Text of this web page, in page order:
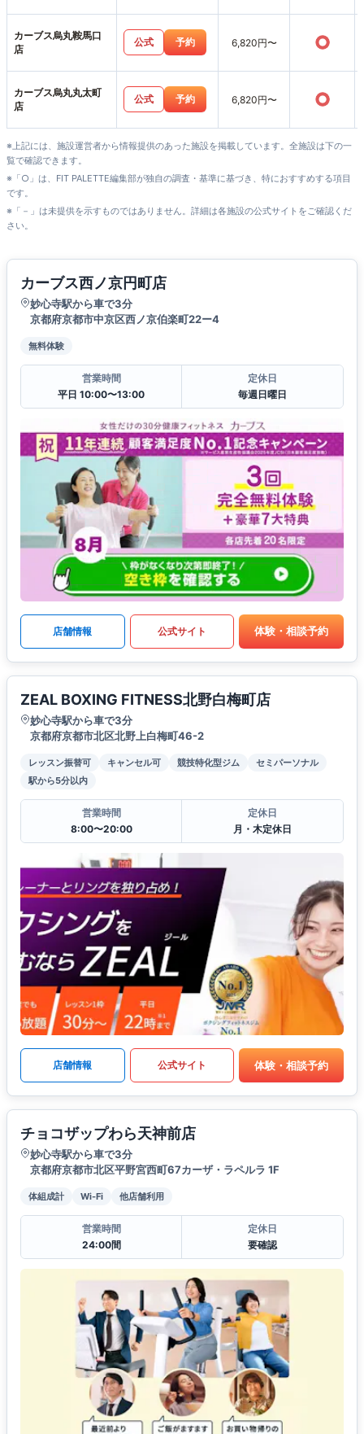
カーブス烏丸鞍馬口
店
公式 予約 6,820円〜 ○
カーブス烏丸丸太町
店
公式 予約 6,820円〜 ○
※上記には、施設運営者から情報提供のあった施設を掲載しています。全施設は下の一
覧で確認できます。
※「○」は、FIT PALETTE編集部が独自の調査・基準に基づき、特におすすめする項目
です。
※「－」は未提供を示すものではありません。詳細は各施設の公式サイトをご確認くだ
さい。
カーブス西ノ京円町店
妙心寺駅から車で3分
京都府京都市中京区西ノ京伯楽町22ー4
無料体験
営業時間
平日 10:00〜13:00
定休日
毎週日曜日
店舗情報 公式サイト 体験・相談予約
ZEAL BOXING FITNESS北野白梅町店
妙心寺駅から車で3分
京都府京都市北区北野上白梅町46-2
レッスン振替可 キャンセル可 競技特化型ジム
セミパーソナル
駅から5分以内
営業時間
8:00〜20:00
定休日
月・木定休日
店舗情報 公式サイト 体験・相談予約
チョコザップわら天神前店
妙心寺駅から車で3分
京都府京都市北区平野宮西町67カーザ・ラペルラ 1F
体組成計 Wi-Fi 他店舗利用
営業時間
24:00間
定休日
要確認